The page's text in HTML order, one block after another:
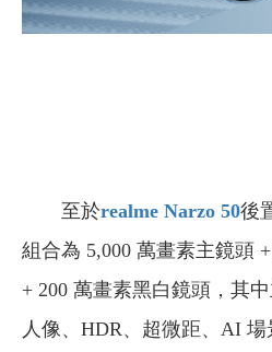
至於realme Narzo 50後
組合為 5,000 萬畫素主鏡頭
+ 200 萬畫素黑白鏡頭，其
人像、HDR、超微距、AI